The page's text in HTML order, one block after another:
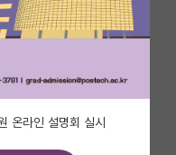
온라인 설명회 실시